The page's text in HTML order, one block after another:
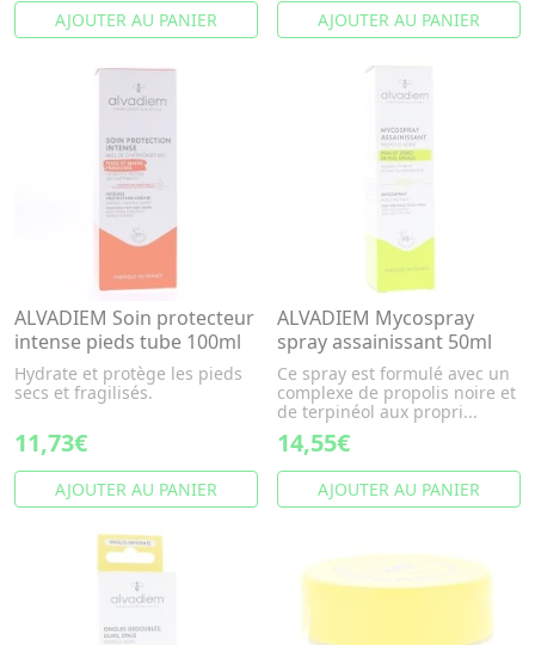
AJOUTER AU PANIER AJOUTER AU PANIER
ALVADIEM Soin protecteur
intense pieds tube 100ml
Hydrate et protège les pieds
secs et fragilisés.
11,73€
AJOUTER AU PANIER
ALVADIEM Mycospray
spray assainissant 50ml
Ce spray est formulé avec un
complexe de propolis noire et
de terpinéol aux propri...
14,55€
AJOUTER AU PANIER